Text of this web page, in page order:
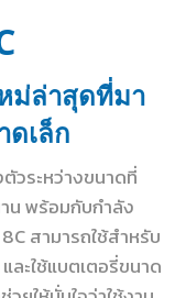
ม่ล่าสุดที่มา
ดเล็ก
วระหว่างขนาดที่
น พร้อมกับกำลัง
สามารถใช้สำหรับ
ะใช้แบตเตอรี่ขนาด